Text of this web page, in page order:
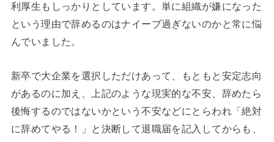
利厚生もしっかりとしています。単に組織が嫌になった
という理由で辞めるのはナイーブ過ぎないのかと常に悩
んでいました。
新卒で大企業を選択しただけあって、もともと安定志向
があるのに加え、上記のような現実的な不安、辞めたら
後悔するのではないかという不安などにとらわれ「絶対
に辞めてやる！」と決断して退職届を記入してからも、